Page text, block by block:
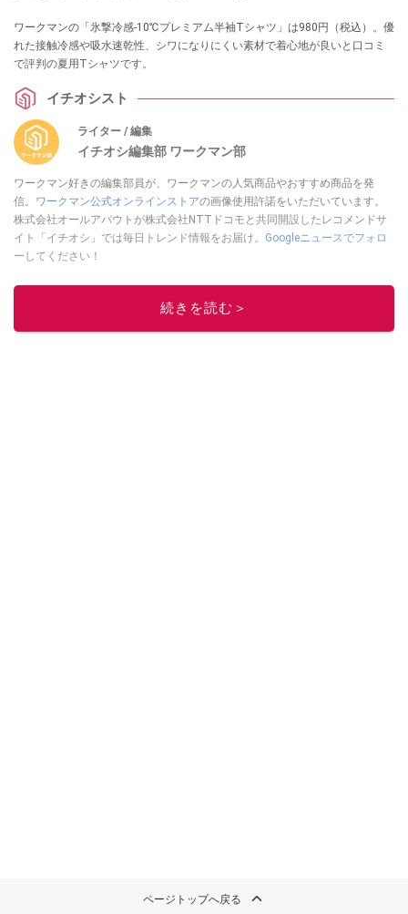
ワークマンの「氷撃冷感-10℃プレミアム半袖Tシャツ」は980円（税込）。優
れた接触冷感や吸水速乾性、シワになりにくい素材で着心地が良いと口コミ
で評判の夏用Tシャツです。
イチオシスト
ライター / 編集
イチオシ編集部 ワークマン部
ワークマン好きの編集部員が、ワークマンの人気商品やおすすめ商品を発
信。 ワークマン公式オンラインストアの画像使用許諾をいただいています。
株式会社オールアバウトが株式会社NTTドコモと共同開設したレコメンドサ
イト「イチオシ」では毎日トレンド情報をお届け。 Googleニュースでフォロ
ー してください！
このイチオシストの他の記事を読む
続きを読む＞
ページトップへ戻る